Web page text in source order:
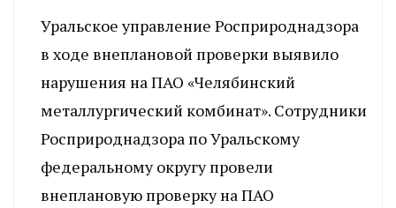
Уральское управление Росприроднадзора
в ходе внеплановой проверки выявило
нарушения на ПАО «Челябинский
металлургический комбинат». Сотрудники
Росприроднадзора по Уральскому
федеральному округу провели
внеплановую проверку на ПАО